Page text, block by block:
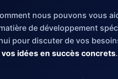
nous pouvons vous
de développement
pour discuter de vos
idées en succès concrets.